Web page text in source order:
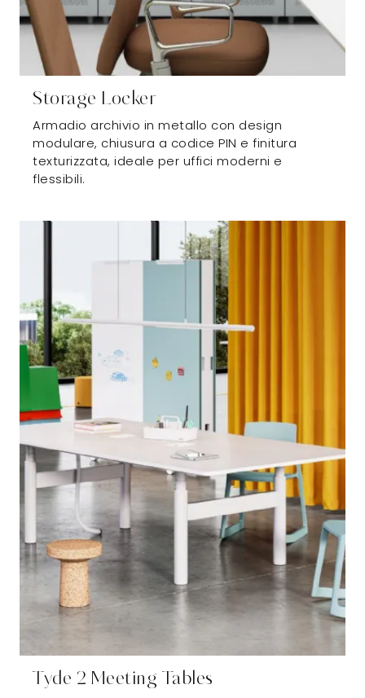
Storage Locker
Armadio archivio in metallo con design
modulare, chiusura a codice PIN e finitura
texturizzata, ideale per uffici moderni e
flessibili.
Tyde 2 Meeting Tables